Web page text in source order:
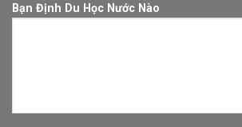
Bạn Định Du Học Nước Nào